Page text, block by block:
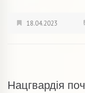
18.04.2023
Нацгвардія